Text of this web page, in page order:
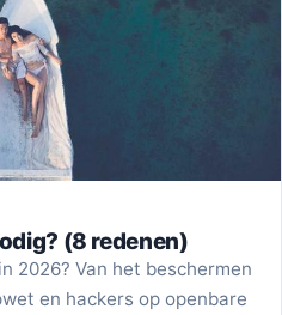
(8 redenen)
2026? Van het beschermen
en hackers op openbare